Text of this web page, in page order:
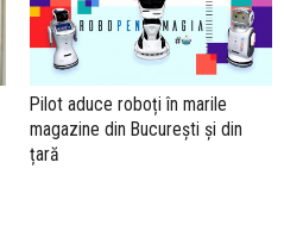
Pilot aduce roboți în marile
magazine din București și din
țară